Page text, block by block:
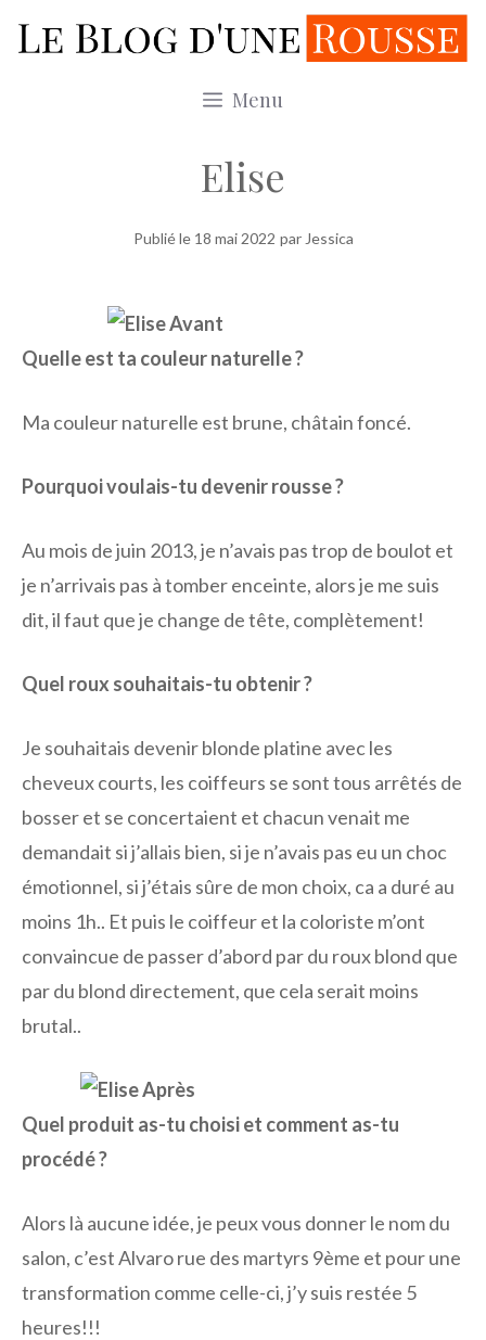
au
Menu
Elise
Publié le 18 mai 2022 par Jessica
Quelle est ta couleur naturelle ?
Ma couleur naturelle est brune, châtain foncé.
Pourquoi voulais-tu devenir rousse ?
Au mois de juin 2013, je n’avais pas trop de boulot et
je n’arrivais pas à tomber enceinte, alors je me suis
dit, il faut que je change de tête, complètement!
Quel roux souhaitais-tu obtenir ?
Je souhaitais devenir blonde platine avec les
cheveux courts, les coiffeurs se sont tous arrêtés de
bosser et se concertaient et chacun venait me
demandait si j’allais bien, si je n’avais pas eu un choc
émotionnel, si j’étais sûre de mon choix, ca a duré au
moins 1h.. Et puis le coiffeur et la coloriste m’ont
convaincue de passer d’abord par du roux blond que
par du blond directement, que cela serait moins
brutal..
Quel produit as-tu choisi et comment as-tu
procédé ?
Alors là aucune idée, je peux vous donner le nom du
salon, c’est Alvaro rue des martyrs 9ème et pour une
transformation comme celle-ci, j’y suis restée 5
heures!!!